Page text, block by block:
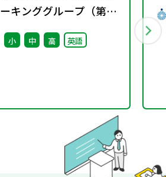
ーキンググループ（第2
回） 配付資料
小 中 高 英語